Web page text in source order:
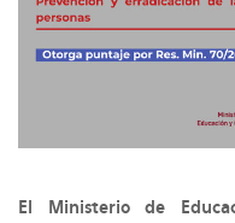
El Ministerio de